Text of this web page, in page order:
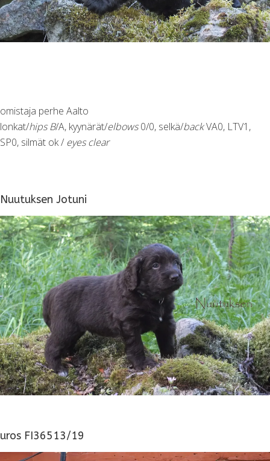
omistaja perhe Aalto
lonkat/hips B/A, kyynärät/elbows0/0, selkä/backVA0, LTV1,
SP0, silmät ok / eyes clear
Nuutuksen Jotuni
uros FI36513/19